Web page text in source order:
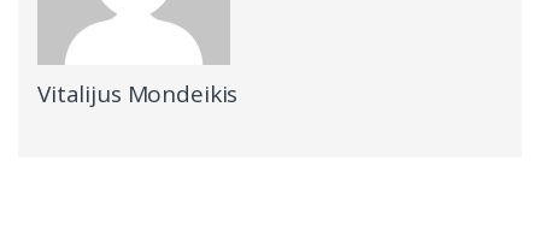
Vitalijus Mondeikis